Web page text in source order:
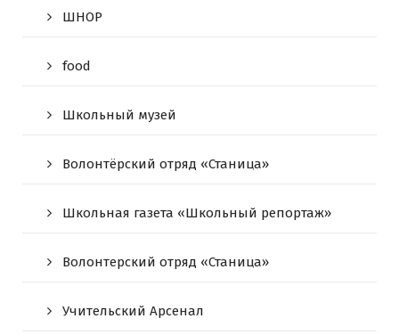
ШНОР
food
Школьный музей
Волонтёрский отряд «Станица»
Школьная газета «Школьный репортаж»
Волонтерский отряд «Станица»
Учительский Арсенал